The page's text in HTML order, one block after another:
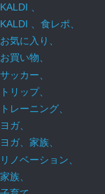
KALDI 、
KALDI 、食レポ、
お気に入り、
お買い物、
サッカー、
トリップ、
トレーニング、
ヨガ、
ヨガ、家族、
リノベーション、
家族、